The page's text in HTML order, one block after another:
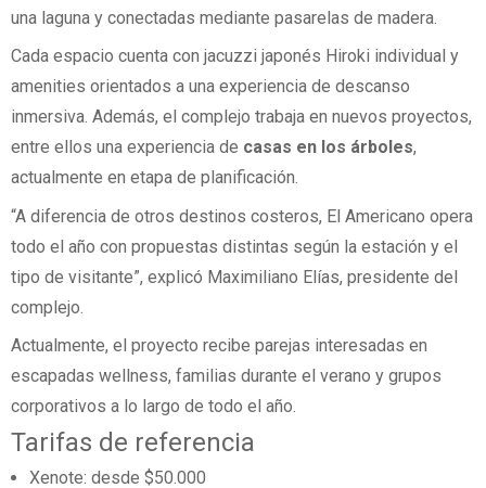
una laguna y conectadas mediante pasarelas de madera.
Cada espacio cuenta con jacuzzi japonés Hiroki individual y
amenities orientados a una experiencia de descanso
inmersiva. Además, el complejo trabaja en nuevos proyectos,
entre ellos una experiencia de casas en los árboles,
actualmente en etapa de planificación.
“A diferencia de otros destinos costeros, El Americano opera
todo el año con propuestas distintas según la estación y el
tipo de visitante”, explicó Maximiliano Elías, presidente del
complejo.
Actualmente, el proyecto recibe parejas interesadas en
escapadas wellness, familias durante el verano y grupos
corporativos a lo largo de todo el año.
Tarifas de referencia
Xenote: desde $50.000